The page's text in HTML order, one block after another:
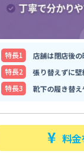
特⻑1
店舗は閉店後
特⻑2
張り替えずに
特⻑3
靴下の履き替
料金